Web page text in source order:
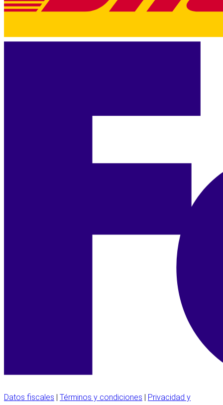
Datos fiscales | Términos y condiciones | Privacidad y